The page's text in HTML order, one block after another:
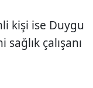
kişi ise Duygu
çalışanı